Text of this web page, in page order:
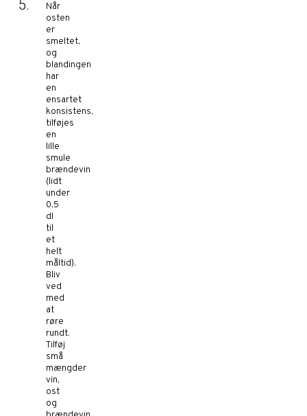
Når
osten
er
smeltet,
og
blandingen
har
en
ensartet
konsistens,
tilføjes
en
lille
smule
brændevin
(lidt
under
0,5
dl
til
et
helt
måltid).
Bliv
ved
med
at
røre
rundt.
Tilføj
små
mængder
vin,
ost
og